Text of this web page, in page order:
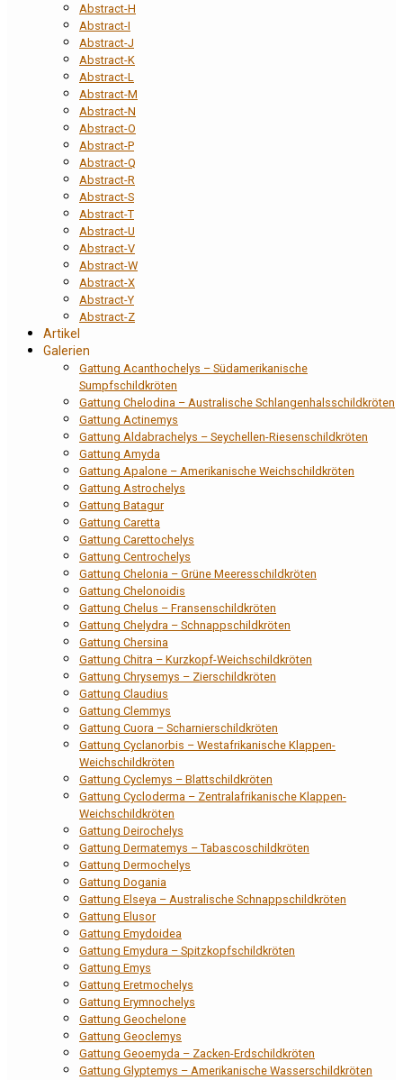
Abstract-H
Abstract-I
Abstract-J
Abstract-K
Abstract-L
Abstract-M
Abstract-N
Abstract-O
Abstract-P
Abstract-Q
Abstract-R
Abstract-S
Abstract-T
Abstract-U
Abstract-V
Abstract-W
Abstract-X
Abstract-Y
Abstract-Z
Artikel
Galerien
Gattung Acanthochelys – Südamerikanische
Sumpfschildkröten
Gattung Chelodina – Australische Schlangenhalsschildkröten
Gattung Actinemys
Gattung Aldabrachelys – Seychellen-Riesenschildkröten
Gattung Amyda
Gattung Apalone – Amerikanische Weichschildkröten
Gattung Astrochelys
Gattung Batagur
Gattung Caretta
Gattung Carettochelys
Gattung Centrochelys
Gattung Chelonia – Grüne Meeresschildkröten
Gattung Chelonoidis
Gattung Chelus – Fransenschildkröten
Gattung Chelydra – Schnappschildkröten
Gattung Chersina
Gattung Chitra – Kurzkopf-Weichschildkröten
Gattung Chrysemys – Zierschildkröten
Gattung Claudius
Gattung Clemmys
Gattung Cuora – Scharnierschildkröten
Gattung Cyclanorbis – Westafrikanische Klappen-
Weichschildkröten
Gattung Cyclemys – Blattschildkröten
Gattung Cycloderma – Zentralafrikanische Klappen-
Weichschildkröten
Gattung Deirochelys
Gattung Dermatemys – Tabascoschildkröten
Gattung Dermochelys
Gattung Dogania
Gattung Elseya – Australische Schnappschildkröten
Gattung Elusor
Gattung Emydoidea
Gattung Emydura – Spitzkopfschildkröten
Gattung Emys
Gattung Eretmochelys
Gattung Erymnochelys
Gattung Geochelone
Gattung Geoclemys
Gattung Geoemyda – Zacken-Erdschildkröten
Gattung Glyptemys – Amerikanische Wasserschildkröten